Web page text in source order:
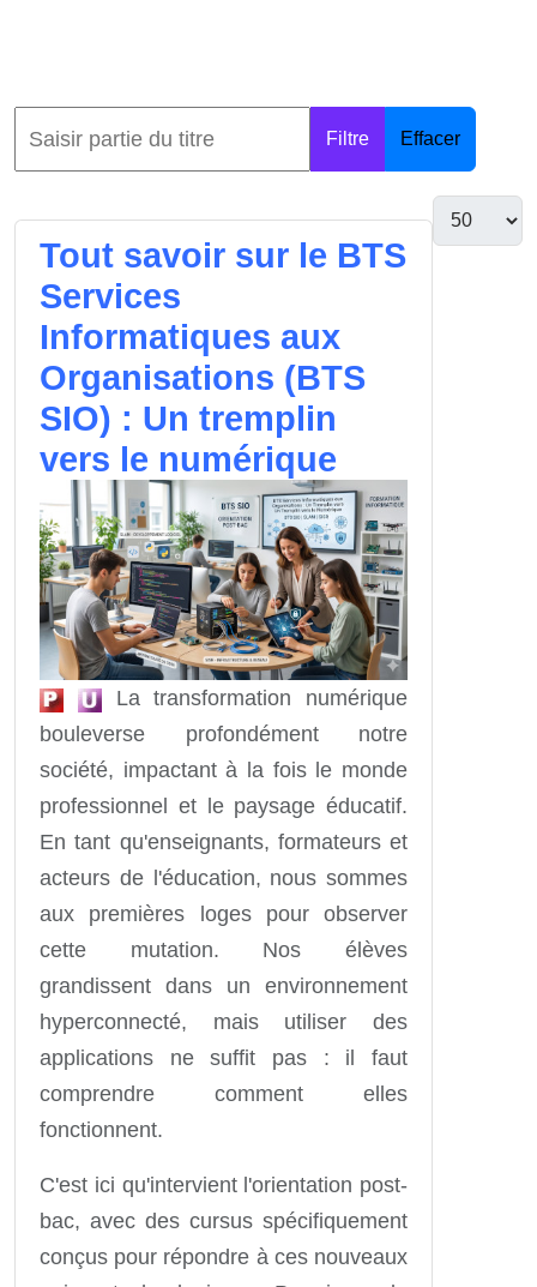
Filtre Effacer
Tout savoir sur le BTS
Services
Informatiques aux
Organisations (BTS
SIO) : Un tremplin
vers le numérique
La transformation numérique
bouleverse profondément notre
société, impactant à la fois le monde
professionnel et le paysage éducatif.
En tant qu'enseignants, formateurs et
acteurs de l'éducation, nous sommes
aux premières loges pour observer
cette mutation. Nos élèves
grandissent dans un environnement
hyperconnecté, mais utiliser des
applications ne suffit pas : il faut
comprendre comment elles
fonctionnent.
C'est ici qu'intervient l'orientation post-
bac, avec des cursus spécifiquement
conçus pour répondre à ces nouveaux